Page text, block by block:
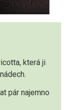
která ji
pár najemno